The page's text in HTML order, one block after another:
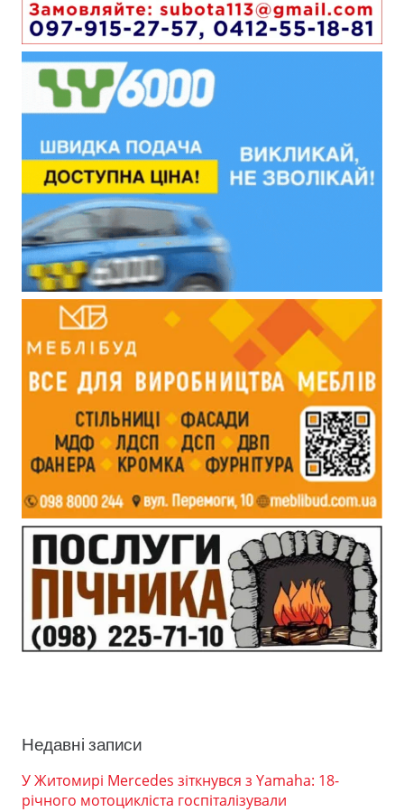
Недавні записи
У Житомирі Mercedes зіткнувся з Yamaha: 18-
річного мотоцикліста госпіталізували